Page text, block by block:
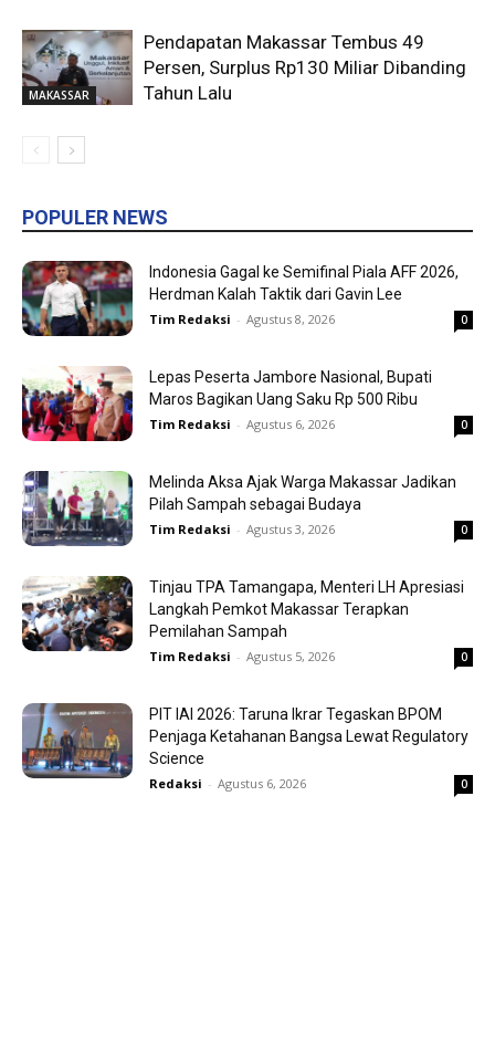
MAKASSAR
Pendapatan Makassar Tembus 49
Persen, Surplus Rp130 Miliar Dibanding
Tahun Lalu
POPULER NEWS
Indonesia Gagal ke Semifinal Piala AFF 2026,
Herdman Kalah Taktik dari Gavin Lee
Tim Redaksi - Agustus 8, 2026 0
Lepas Peserta Jambore Nasional, Bupati
Maros Bagikan Uang Saku Rp 500 Ribu
Tim Redaksi - Agustus 6, 2026 0
Melinda Aksa Ajak Warga Makassar Jadikan
Pilah Sampah sebagai Budaya
Tim Redaksi - Agustus 3, 2026 0
Tinjau TPA Tamangapa, Menteri LH Apresiasi
Langkah Pemkot Makassar Terapkan
Pemilahan Sampah
Tim Redaksi - Agustus 5, 2026 0
PIT IAI 2026: Taruna Ikrar Tegaskan BPOM
Penjaga Ketahanan Bangsa Lewat Regulatory
Science
Redaksi - Agustus 6, 2026 0